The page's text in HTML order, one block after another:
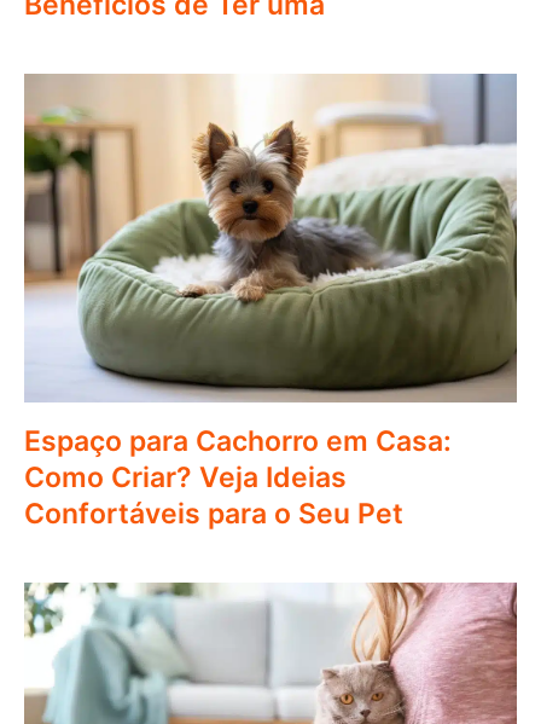
Espaço para Cachorro em Casa:
Como Criar? Veja Ideias
Confortáveis para o Seu Pet